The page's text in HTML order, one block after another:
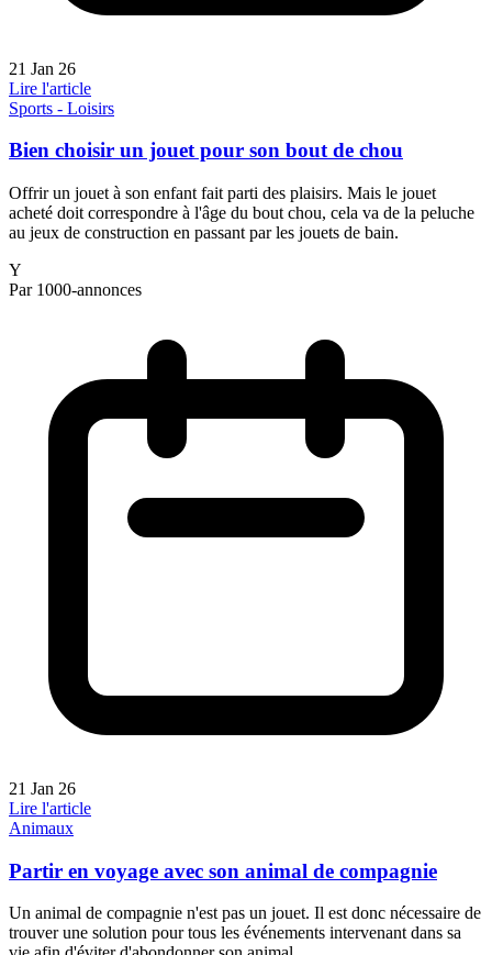
21 Jan 26
Lire l'article
Sports - Loisirs
Bien choisir un jouet pour son bout de chou
Offrir un jouet à son enfant fait parti des plaisirs. Mais le jouet
acheté doit correspondre à l'âge du bout chou, cela va de la peluche
au jeux de construction en passant par les jouets de bain.
Y
Par 1000-annonces
21 Jan 26
Lire l'article
Animaux
Partir en voyage avec son animal de compagnie
Un animal de compagnie n'est pas un jouet. Il est donc nécessaire de
trouver une solution pour tous les événements intervenant dans sa